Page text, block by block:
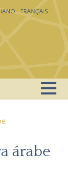
FRANÇAIS
árabe